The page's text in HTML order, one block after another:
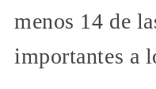
menos 14 de
importantes a